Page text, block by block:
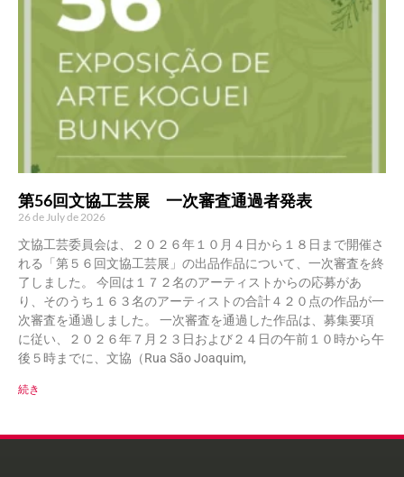
第56回文協工芸展 一次審査通過者発表
26 de July de 2026
文協工芸委員会は、２０２６年１０月４日から１８日まで開催さ
れる「第５６回文協工芸展」の出品作品について、一次審査を終
了しました。 今回は１７２名のアーティストからの応募があ
り、そのうち１６３名のアーティストの合計４２０点の作品が一
次審査を通過しました。 一次審査を通過した作品は、募集要項
に従い、２０２６年７月２３日および２４日の午前１０時から午
後５時までに、文協（Rua São Joaquim,
続き